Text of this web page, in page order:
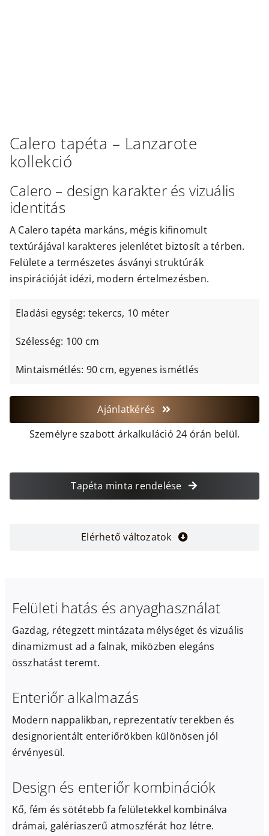
Calero tapéta – Lanzarote
kollekció
Calero – design karakter és vizuális
identitás
A Calero tapéta markáns, mégis kifinomult
textúrájával karakteres jelenlétet biztosít a térben.
Felülete a természetes ásványi struktúrák
inspirációját idézi, modern értelmezésben.
Eladási egység: tekercs, 10 méter
Szélesség: 100 cm
Mintaismétlés: 90 cm, egyenes ismétlés
Ajánlatkérés
Személyre szabott árkalkuláció 24 órán belül.
Tapéta minta rendelése
Elérhető változatok
Felületi hatás és anyaghasználat
Gazdag, rétegzett mintázata mélységet és vizuális
dinamizmust ad a falnak, miközben elegáns
összhatást teremt.
Enteriőr alkalmazás
Modern nappalikban, reprezentatív terekben és
designorientált enteriőrökben különösen jól
érvényesül.
Design és enteriőr kombinációk
Kő, fém és sötétebb fa felületekkel kombinálva
drámai, galériaszerű atmoszférát hoz létre.